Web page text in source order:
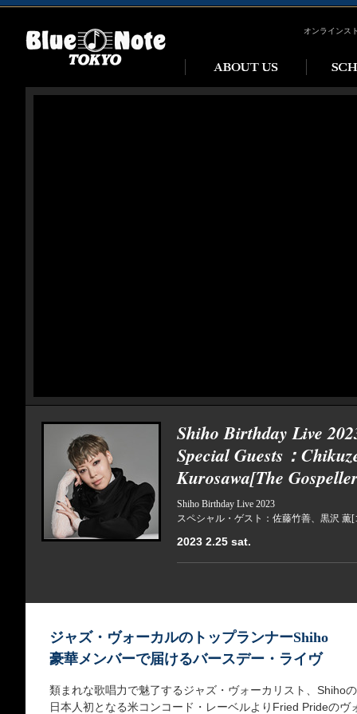
オンラインス
Shiho Birthday Live
Special Guests：
Kurosawa[The
Shiho Birthday Live 2023
スペシャル・ゲスト：佐藤竹善、黒沢 薫
2023 2.25 sat.
ジャズ・ヴォーカルのトップランナーShiho
豪華メンバーで届けるバースデー・ライヴ
類まれな歌唱力で魅了するジャズ・ヴォーカリスト、Shiho
日本人初となる米コンコード・レーベルよりFried Prideの